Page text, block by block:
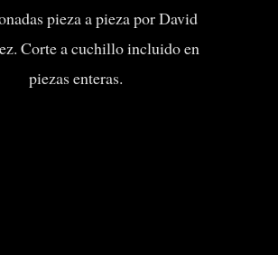
pieza a pieza por David
Corte a cuchillo incluido en
piezas enteras.